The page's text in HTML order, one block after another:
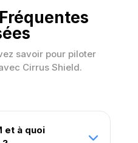
savoir pour piloter
Cirrus Shield.
et à quoi